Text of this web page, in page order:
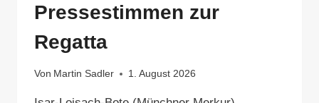
Pressestimmen zur
Regatta
Von Martin Sadler 1. August 2026